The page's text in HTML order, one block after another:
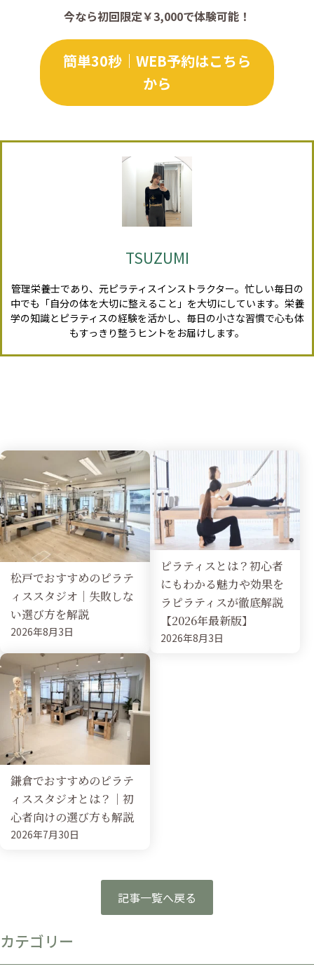
今なら初回限定￥3,000で体験可能！
簡単30秒｜WEB予約はこちら
から
TSUZUMI
管理栄養士であり、元ピラティスインストラクター。忙しい毎日の
中でも「自分の体を大切に整えること」を大切にしています。栄養
学の知識とピラティスの経験を活かし、毎日の小さな習慣で心も体
もすっきり整うヒントをお届けします。
松戸でおすすめのピラテ
ィススタジオ｜失敗しな
い選び方を解説
2026年8月3日
ピラティスとは？初心者
にもわかる魅力や効果を
ラピラティスが徹底解説
【2026年最新版】
2026年8月3日
鎌倉でおすすめのピラテ
ィススタジオとは？｜初
心者向けの選び方も解説
2026年7月30日
記事一覧へ戻る
カテゴリー